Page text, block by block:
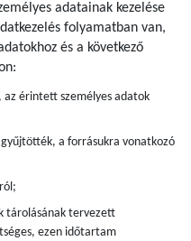
adatainak kezelése
folyamatban van,
és a következő
érintett személyes adatok
a forrásukra vonatkozó
tárolásának tervezett
ezen időtartam